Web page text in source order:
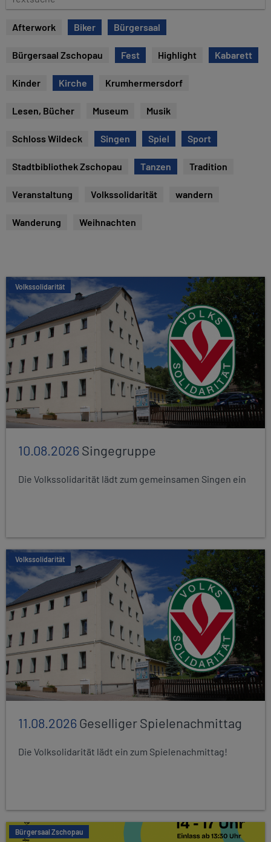
e
Afterwork Biker Bürgersaal
Bürgersaal Zschopau Fest Highlight Kabarett
Kinder Kirche Krumhermersdorf
Lesen, Bücher Museum Musik
Schloss Wildeck Singen Spiel Sport
Stadtbibliothek Zschopau Tanzen Tradition
Veranstaltung Volkssolidarität wandern
Wanderung Weihnachten
Volkssolidarität
10.08.2026Singegruppe
Die Volkssolidarität lädt zum gemeinsamen Singen ein
Volkssolidarität
11.08.2026Geselliger Spielenachmittag
Die Volksolidarität lädt ein zum Spielenachmittag!
Bürgersaal Zschopau